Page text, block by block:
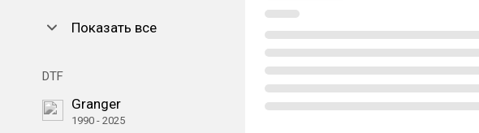
Показать все
DTF
Granger
1990 - 2025